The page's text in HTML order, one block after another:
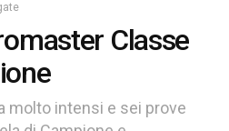
Classe
molto intensi e sei prove